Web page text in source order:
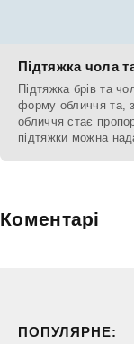
ПОПУЛЯРНЕ:
Підтяжка чола
Підтяжка брів та
форму обличчя та,
обличчя стає
підтяжки можна
Коментарі